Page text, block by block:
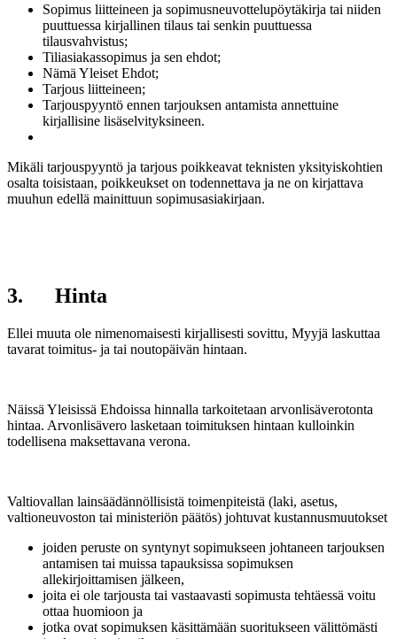
Sopimus liitteineen ja sopimusneuvottelupöytäkirja tai niiden
puuttuessa kirjallinen tilaus tai senkin puuttuessa
tilausvahvistus;
Tiliasiakassopimus ja sen ehdot;
Nämä Yleiset Ehdot;
Tarjous liitteineen;
Tarjouspyyntö ennen tarjouksen antamista annettuine
kirjallisine lisäselvityksineen.
Mikäli tarjouspyyntö ja tarjous poikkeavat teknisten yksityiskohtien
osalta toisistaan, poikkeukset on todennettava ja ne on kirjattava
muuhun edellä mainittuun sopimusasiakirjaan.
3. Hinta
Ellei muuta ole nimenomaisesti kirjallisesti sovittu, Myyjä laskuttaa
tavarat toimitus- ja tai noutopäivän hintaan.
Näissä Yleisissä Ehdoissa hinnalla tarkoitetaan arvonlisäverotonta
hintaa. Arvonlisävero lasketaan toimituksen hintaan kulloinkin
todellisena maksettavana verona.
Valtiovallan lainsäädännöllisistä toimenpiteistä (laki, asetus,
valtioneuvoston tai ministeriön päätös) johtuvat kustannusmuutokset
joiden peruste on syntynyt sopimukseen johtaneen tarjouksen
antamisen tai muissa tapauksissa sopimuksen
allekirjoittamisen jälkeen,
joita ei ole tarjousta tai vastaavasti sopimusta tehtäessä voitu
ottaa huomioon ja
jotka ovat sopimuksen käsittämään suoritukseen välittömästi